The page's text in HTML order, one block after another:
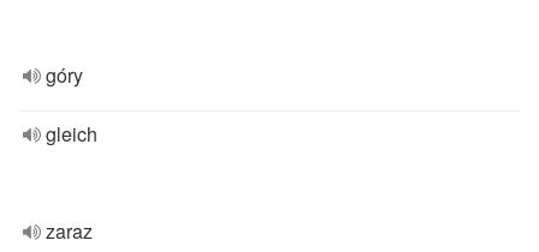
góry
gleich
zaraz